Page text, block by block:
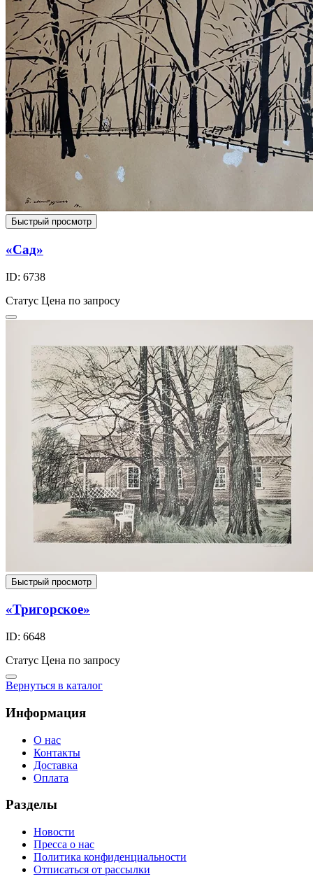
Быстрый просмотр
«Сад»
ID: 6738
Статус Цена по запросу
Быстрый просмотр
«Тригорское»
ID: 6648
Статус Цена по запросу
Вернуться в каталог
Информация
О нас
Контакты
Доставка
Оплата
Разделы
Новости
Пресса о нас
Политика конфиденциальности
Отписаться от рассылки